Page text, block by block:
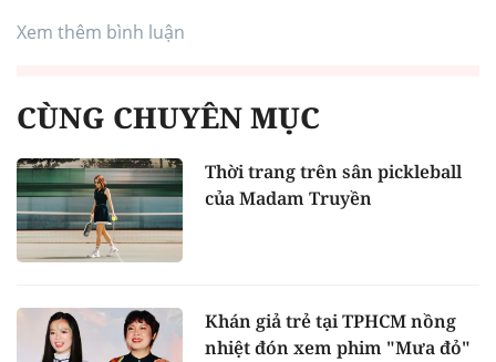
Xem thêm bình luận
CÙNG CHUYÊN MỤC
Thời trang trên sân pickleball
của Madam Truyền
Khán giả trẻ tại TPHCM nồng
nhiệt đón xem phim "Mưa đỏ"